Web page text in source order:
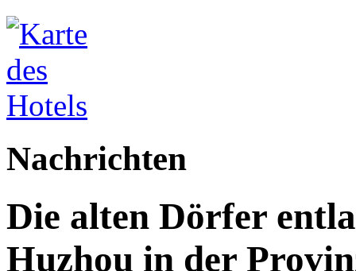
Nachrichten
Die alten Dörfer
Huzhou in der